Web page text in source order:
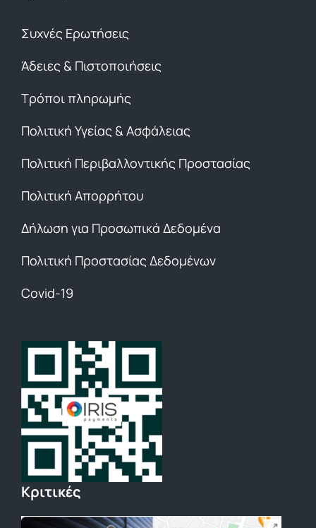
Συχνές Ερωτήσεις
Άδειες & Πιστοποιήσεις
Τρόποι πληρωμής
Πολιτική Υγείας & Ασφάλειας
Πολιτική Περιβαλλοντικής Προστασίας
Πολιτική Απορρήτου
Δήλωση για Προσωπικά Δεδομένα
Πολιτική Προστασίας Δεδομένων
Covid-19
Κριτικές